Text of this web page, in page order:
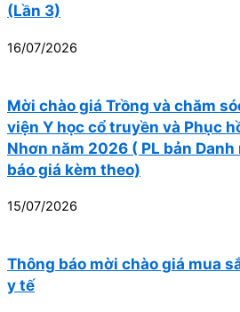
(Lần 3)
16/07/2026
Mời chào giá Trồng và chăm
viện Y học cổ truyền và Phục
Nhơn năm 2026 ( PL bản
báo giá kèm theo)
15/07/2026
Thông báo mời chào giá mua
y tế